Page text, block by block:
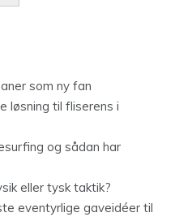
som ny fan
løsning til fliserens i
og sådan har
eller tysk taktik?
eventyrlige gaveidéer til